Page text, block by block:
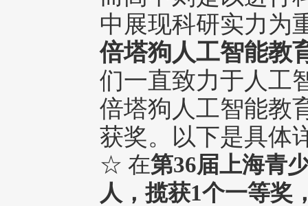
中展现科研实力为
倍塔狗人工智能教
们一直致力于人工
倍塔狗人工智能教
获奖。以下是具体
☆ 在第36届上海青
人，揽获1个一等奖